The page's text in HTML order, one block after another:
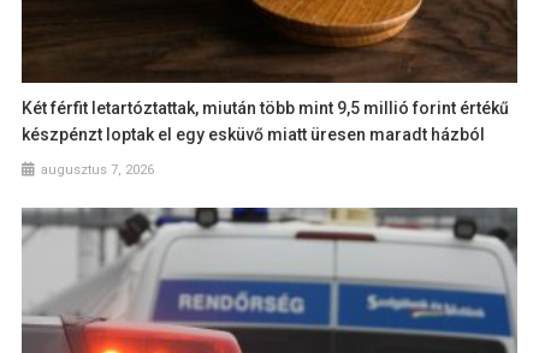
Két férfit letartóztattak, miután több mint 9,5 millió forint értékű
készpénzt loptak el egy esküvő miatt üresen maradt házból
augusztus 7, 2026